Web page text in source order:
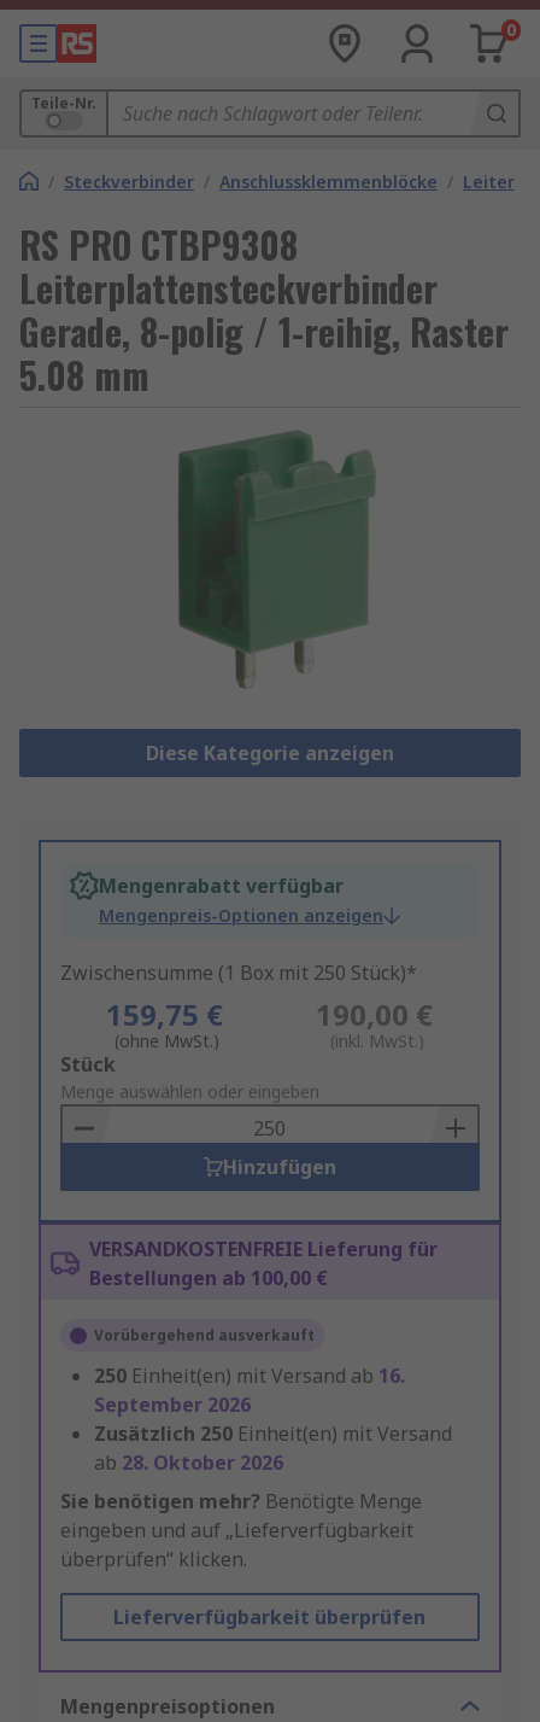
0
Teile-Nr.
/ Steckverbinder / Anschlussklemmenblöcke /
RS PRO CTBP9308
Leiterplattensteckverbinder
Gerade, 8-polig / 1-reihig, Raster
5.08 mm
Diese Kategorie anzeigen
Mengenrabatt verfügbar
Mengenpreis-Optionen anzeigen
Zwischensumme (1 Box mit 250 Stück)*
159,75 €
(ohne MwSt.)
190,00 €
(inkl. MwSt.)
Add
to
Basket
Stück
Menge auswählen oder eingeben
Hinzufügen
VERSANDKOSTENFREIE Lieferung für
Bestellungen ab 100,00 €
Vorübergehend ausverkauft
250 Einheit(en) mit Versand ab 16.
September 2026
Zusätzlich 250 Einheit(en) mit Versand
ab 28. Oktober 2026
Sie benötigen mehr? Benötigte Menge
eingeben und auf „Lieferverfügbarkeit
überprüfen“ klicken.
Lieferverfügbarkeit überprüfen
Mengenpreisoptionen